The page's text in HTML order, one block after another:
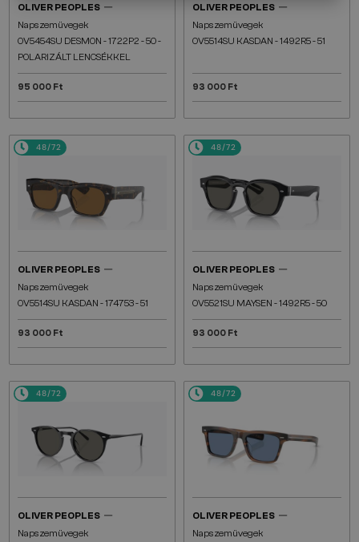
OLIVER PEOPLES —
Napszemüvegek
OV5454SU DESMON - 1722P2 - 50 -
POLARIZÁLT LENCSÉKKEL
95 000 Ft
OLIVER PEOPLES —
Napszemüvegek
OV5514SU KASDAN - 1492R5 - 51
93 000 Ft
48/72
OLIVER PEOPLES —
Napszemüvegek
OV5514SU KASDAN - 174753 - 51
93 000 Ft
48/72
OLIVER PEOPLES —
Napszemüvegek
OV5521SU MAYSEN - 1492R5 - 50
93 000 Ft
48/72
OLIVER PEOPLES —
Napszemüvegek
48/72
OLIVER PEOPLES —
Napszemüvegek